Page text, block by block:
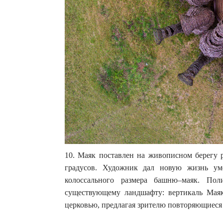
10. Маяк поставлен на живописном берегу
градусов. Художник дал новую жизнь
колоссального размера башню–маяк.
существующему ландшафту: вертикаль
церковью, предлагая зрителю